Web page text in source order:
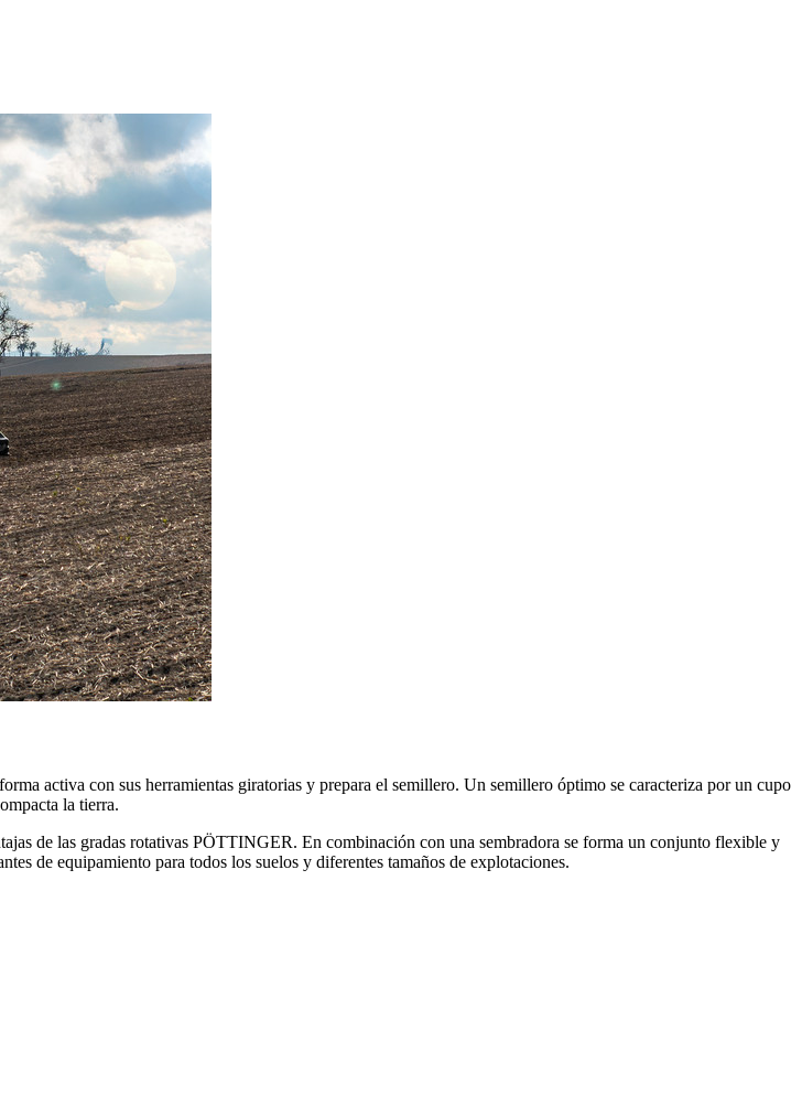
activa con sus herramientas giratorias y prepara el semillero. Un semillero óptimo se caracteriza por un cupo
la tierra.
de las gradas rotativas PÖTTINGER. En combinación con una sembradora se forma un conjunto flexible y
de equipamiento para todos los suelos y diferentes tamaños de explotaciones.